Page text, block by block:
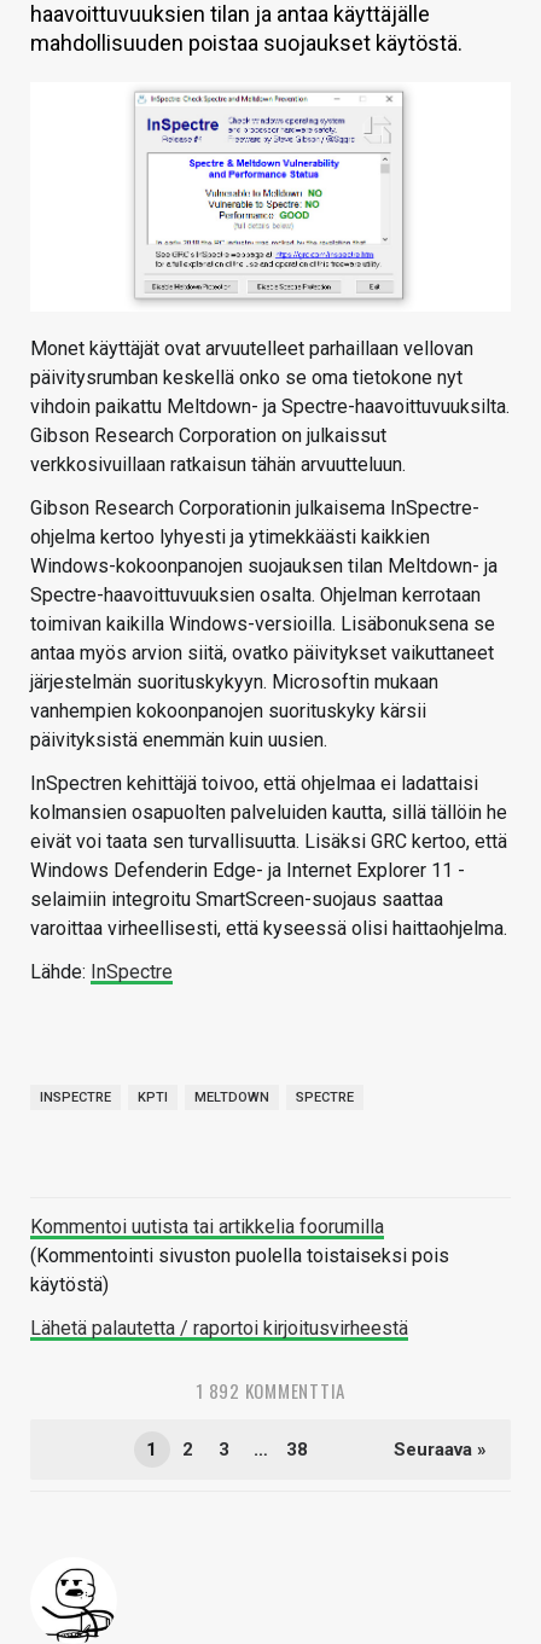
KAUPPA
haavoittuvuuksien tilan ja antaa käyttäjälle
mahdollisuuden poistaa suojaukset käytöstä.
Monet käyttäjät ovat arvuutelleet parhaillaan vellovan
päivitysrumban keskellä onko se oma tietokone nyt
vihdoin paikattu Meltdown- ja Spectre-haavoittuvuuksilta.
Gibson Research Corporation on julkaissut
verkkosivuillaan ratkaisun tähän arvuutteluun.
Gibson Research Corporationin julkaisema InSpectre-
ohjelma kertoo lyhyesti ja ytimekkäästi kaikkien
Windows-kokoonpanojen suojauksen tilan Meltdown- ja
Spectre-haavoittuvuuksien osalta. Ohjelman kerrotaan
toimivan kaikilla Windows-versioilla. Lisäbonuksena se
antaa myös arvion siitä, ovatko päivitykset vaikuttaneet
järjestelmän suorituskykyyn. Microsoftin mukaan
vanhempien kokoonpanojen suorituskyky kärsii
päivityksistä enemmän kuin uusien.
InSpectren kehittäjä toivoo, että ohjelmaa ei ladattaisi
kolmansien osapuolten palveluiden kautta, sillä tällöin he
eivät voi taata sen turvallisuutta. Lisäksi GRC kertoo, että
Windows Defenderin Edge- ja Internet Explorer 11 -
selaimiin integroitu SmartScreen-suojaus saattaa
varoittaa virheellisesti, että kyseessä olisi haittaohjelma.
Lähde: InSpectre
INSPECTRE KPTI MELTDOWN SPECTRE
Kommentoi uutista tai artikkelia foorumilla
(Kommentointi sivuston puolella toistaiseksi pois
käytöstä)
Lähetä palautetta / raportoi kirjoitusvirheestä
1 892 KOMMENTTIA
1 2 3 … 38 Seuraava »